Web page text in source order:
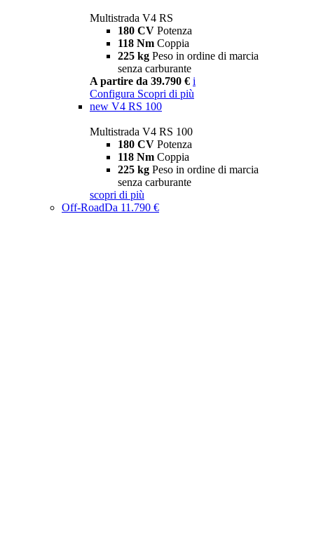
Multistrada V4 RS
180 CV Potenza
118 Nm Coppia
225 kg Peso in ordine di marcia
senza carburante
A partire da 39.790 € i
Configura Scopri di più
new V4 RS 100
Multistrada V4 RS 100
180 CV Potenza
118 Nm Coppia
225 kg Peso in ordine di marcia
senza carburante
scopri di più
Off-RoadDa 11.790 €